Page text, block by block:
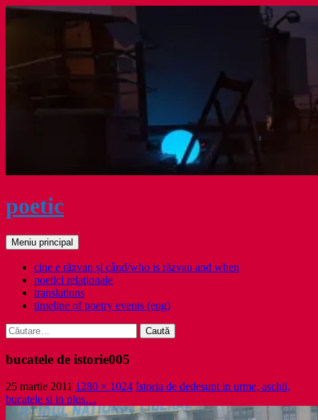
Sari
poetic
Caută
Meniu principal
cine e răzvan și când/who is răzvan and when
poetici relaţionale
translations
timeline of poetry events (eng)
Caută
după:
bucatele de istorie005
25 martie 2011 1280 × 1024 Istoria de dedesupt in urme, aschii,
bucatele si in plus…